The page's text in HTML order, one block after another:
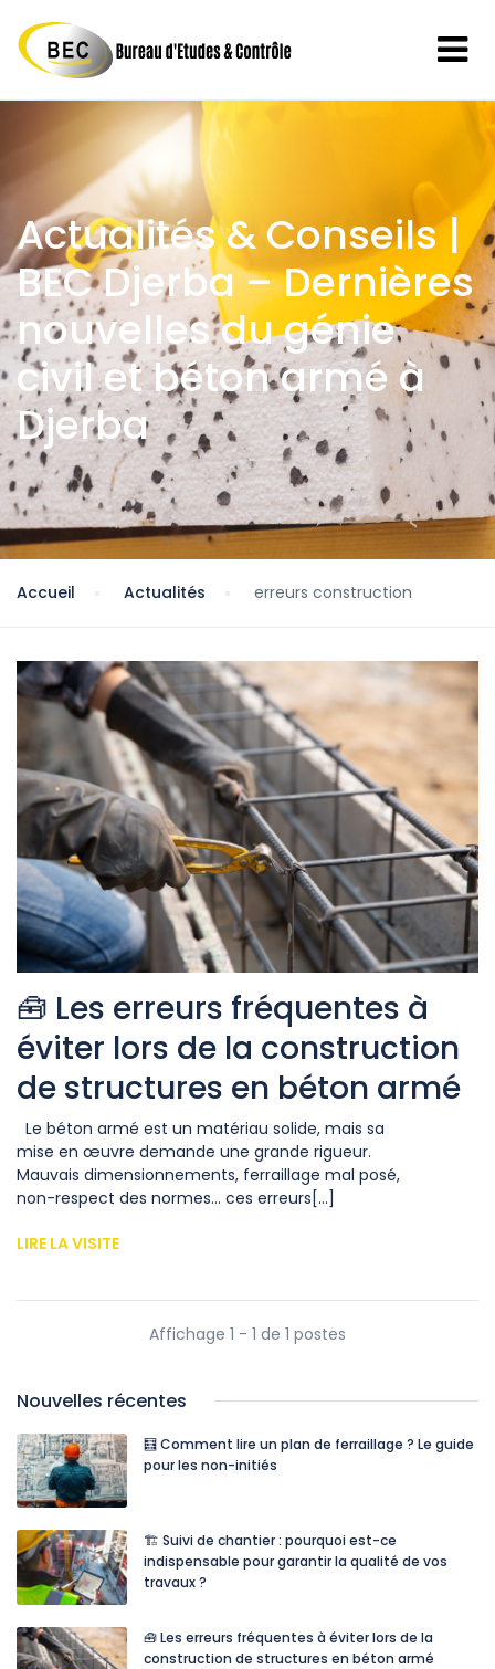
Actualités & Conseils |
BEC Djerba – Dernières
nouvelles du génie
civil et béton armé à
Djerba
Accueil Actualités erreurs construction
🧰 Les erreurs fréquentes à
éviter lors de la construction
de structures en béton armé
Le béton armé est un matériau solide, mais sa
mise en œuvre demande une grande rigueur.
Mauvais dimensionnements, ferraillage mal posé,
non-respect des normes… ces erreurs[...]
LIRE LA VISITE
Affichage 1 - 1 de 1 postes
Nouvelles récentes
🧮 Comment lire un plan de ferraillage ? Le guide
pour les non-initiés
🏗️ Suivi de chantier : pourquoi est-ce
indispensable pour garantir la qualité de vos
travaux ?
🧰 Les erreurs fréquentes à éviter lors de la
construction de structures en béton armé